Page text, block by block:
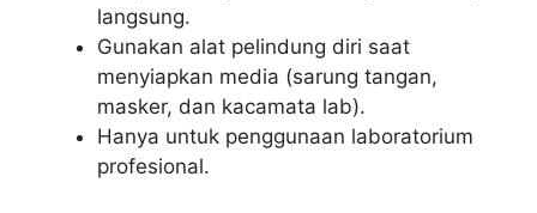
langsung.
Gunakan alat pelindung diri saat
menyiapkan media (sarung tangan,
masker, dan kacamata lab).
Hanya untuk penggunaan laboratorium
profesional.